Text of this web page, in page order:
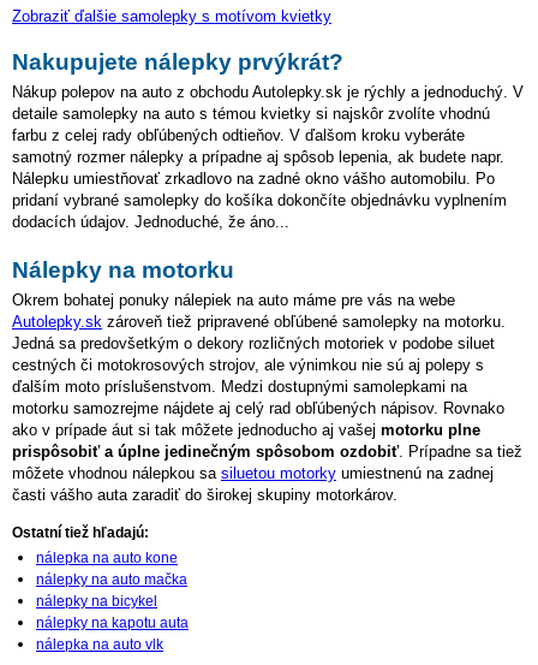
Zobraziť ďalšie samolepky s motívom kvietky
Nakupujete nálepky prvýkrát?
Nákup polepov na auto z obchodu Autolepky.sk je rýchly a jednoduchý. V
detaile samolepky na auto s témou kvietky si najskôr zvolíte vhodnú
farbu z celej rady obľúbených odtieňov. V ďalšom kroku vyberáte
samotný rozmer nálepky a prípadne aj spôsob lepenia, ak budete napr.
Nálepku umiestňovať zrkadlovo na zadné okno vášho automobilu. Po
pridaní vybrané samolepky do košíka dokončíte objednávku vyplnením
dodacích údajov. Jednoduché, že áno...
Nálepky na motorku
Okrem bohatej ponuky nálepiek na auto máme pre vás na webe
Autolepky.sk zároveň tiež pripravené obľúbené samolepky na motorku.
Jedná sa predovšetkým o dekory rozličných motoriek v podobe siluet
cestných či motokrosových strojov, ale výnimkou nie sú aj polepy s
ďalším moto príslušenstvom. Medzi dostupnými samolepkami na
motorku samozrejme nájdete aj celý rad obľúbených nápisov. Rovnako
ako v prípade áut si tak môžete jednoducho aj vašej motorku plne
prispôsobiť a úplne jedinečným spôsobom ozdobiť. Prípadne sa tiež
môžete vhodnou nálepkou sa siluetou motorky umiestnenú na zadnej
časti vášho auta zaradiť do širokej skupiny motorkárov.
Ostatní tiež hľadajú:
nálepka na auto kone
nálepky na auto mačka
nálepky na bicykel
nálepky na kapotu auta
nálepka na auto vlk